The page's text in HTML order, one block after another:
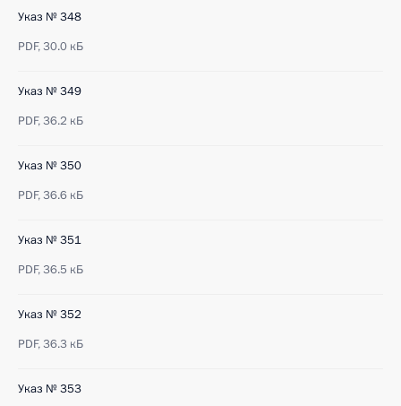
Указ № 348
PDF,30.0 кБ
Указ № 349
PDF,36.2 кБ
Указ № 350
PDF,36.6 кБ
Указ № 351
PDF,36.5 кБ
Указ № 352
PDF,36.3 кБ
Указ № 353